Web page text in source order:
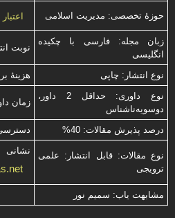
حوزۀ تخصصی: مدیریت اسلامی
زبان مجله: فارسی با چكیده
انگلیسی
نوبت
نوع انتشار: چاپی
هزینۀ
نوع داوری: حداقل 2 داور،
دوسویه‌ناشناس
زمان
درصد پذیرش مقالات: 40% دسترسی
نوع مقالات: قابل انتشار: علمی
ترویجی
مشابهت ياب: سميم نور